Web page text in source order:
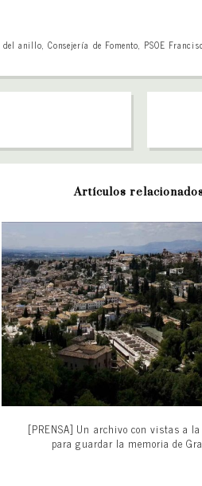
anillo ,Consejería de Fomento PSOE
Artículos
[PRENSA] Un archivo con vistas a
para guardar la memoria de